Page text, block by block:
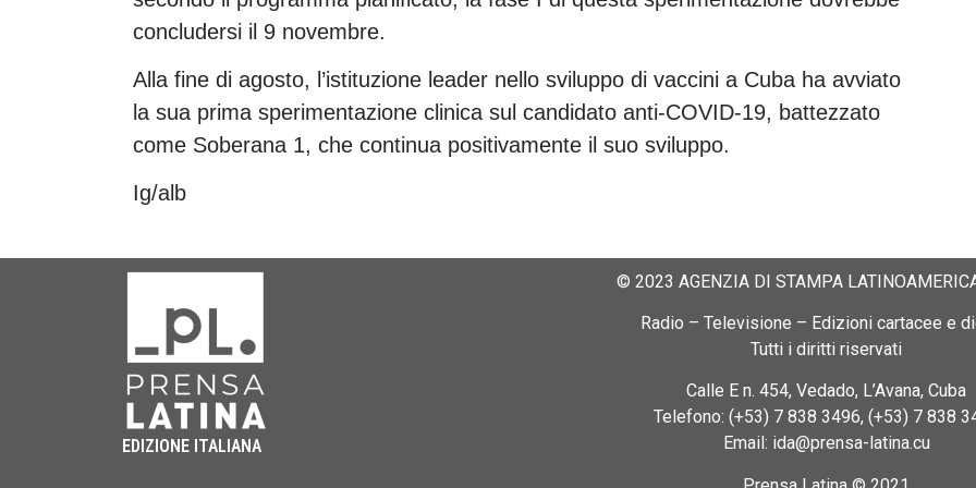
concludersi il 9 novembre.
Alla fine di agosto, l’istituzione leader nello sviluppo di vaccini a Cuba ha avviato
la sua prima sperimentazione clinica sul candidato anti-COVID-19, battezzato
come Soberana 1, che continua positivamente il suo sviluppo.
Ig/alb
EDIZIONE ITALIANA
© 2023 AGENZIA DI STAMPA
Radio – Televisione – Edizioni cartacee e
Tutti i diritti riservati
Calle E n. 454, Vedado, L’Avana, Cuba
Telefono: (+53) 7 838 3496, (+53) 7 838
Email: ida@prensa-latina.cu